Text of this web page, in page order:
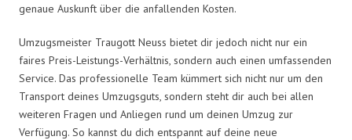
genaue Auskunft über die anfallenden Kosten.
Umzugsmeister Traugott Neuss bietet dir jedoch nicht nur ein
faires Preis-Leistungs-Verhältnis, sondern auch einen umfassenden
Service. Das professionelle Team kümmert sich nicht nur um den
Transport deines Umzugsguts, sondern steht dir auch bei allen
weiteren Fragen und Anliegen rund um deinen Umzug zur
Verfügung. So kannst du dich entspannt auf deine neue